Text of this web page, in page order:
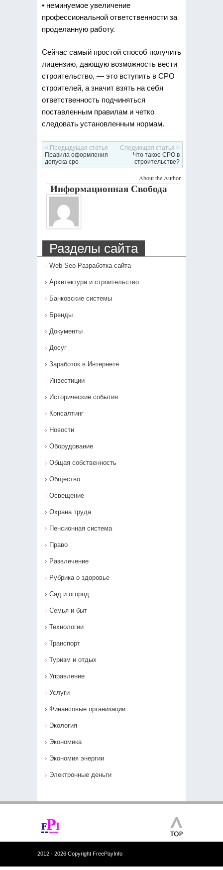
• неминуемое увеличение
профессиональной ответственности за
проделанную работу.
Сейчас самый простой способ получить
лицензию, дающую возможность вести
строительство, — это вступить в СРО
строителей, а значит взять на себя
ответственность подчиняться
поставленным правилам и четко
следовать установленным нормам.
< Предыдущая статья
Правила оформления
допуска сро
Следующая статья >
Что такое СРО в
строительстве?
About the Author
Информационная Свобода
Разделы сайта
Web-Seo Разработка сайта
Архитектура и строительство
Банковские системы
Бренды
Документы
Досуг
Заработок в Интернете
Инвестиции
Исторические события
Консалтинг
Новости
Оборудование
Общая собственность
Общество
Освещение
Охрана труда
Пенсионная система
Право
Развлечение
Рубрика о здоровье
Сад и огород
Семья и быт
Технологии
Транспорт
Туризм и отдых
Управление
Услуги
Финансовые организации
Экология
Экономика
Экономия энергии
Электронные деньги
2012 - 2026 Copyright FreePayInfo